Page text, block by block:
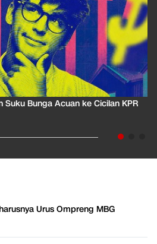
Suku Bunga Acuan ke Cicilan KPR
Urus Ompreng MBG